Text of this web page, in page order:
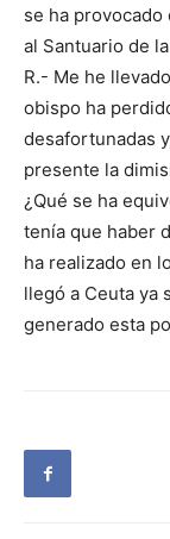
se ha provocado
al Santuario de
R.- Me he
obispo ha
desafortunadas
presente la
¿Qué se ha
tenía que haber
ha realizado en
llegó a Ceuta ya
generado esta